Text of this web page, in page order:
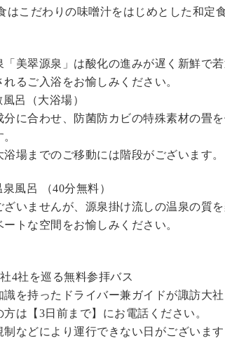
はこだわりの味噌汁をはじめとした和定
「美翠源泉」は酸化の進みが遅く新鮮で
れるご入浴をお愉しみください。
呂（大浴場）
分に合わせ、防菌防カビの特殊素材の畳
場までのご移動には階段がございます
風呂 （40分無料）
ざいませんが、源泉掛け流しの温泉の質
ートな空間をお愉しみください。
4社を巡る無料参拝バス
識を持ったドライバー兼ガイドが諏訪大社
方は【3日前まで】にお電話ください。
などにより運行できない日がございます